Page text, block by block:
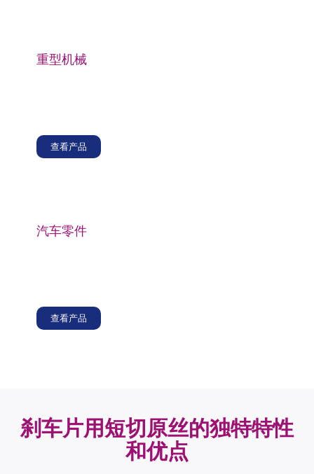
重型机械
查看产品
汽车零件
查看产品
刹车片用短切原丝的独特特性
和优点